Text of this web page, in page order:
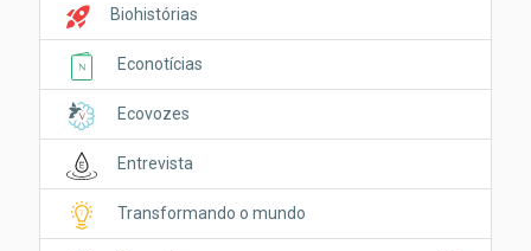
rocket_launch Biohistórias
Econotícias
Ecovozes
Entrevista
Transformando o mundo